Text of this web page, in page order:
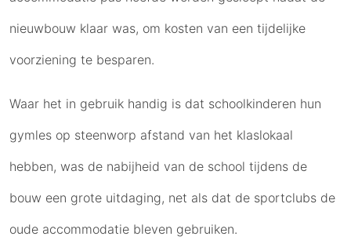
nieuwbouw klaar was, om kosten van een tijdelijke
voorziening te besparen.
Waar het in gebruik handig is dat schoolkinderen hun
gymles op steenworp afstand van het klaslokaal
hebben, was de nabijheid van de school tijdens de
bouw een grote uitdaging, net als dat de sportclubs de
oude accommodatie bleven gebruiken.